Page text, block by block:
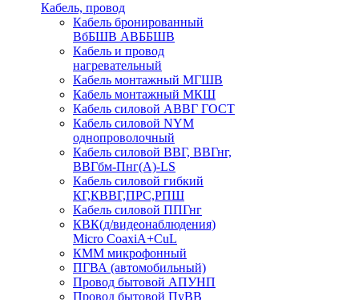
Кабель, провод
Кабель бронированный
ВбБШВ АВББШВ
Кабель и провод
нагревательный
Кабель монтажный МГШВ
Кабель монтажный МКШ
Кабель силовой АВВГ ГОСТ
Кабель силовой NYM
однопроволочный
Кабель силовой ВВГ, ВВГнг,
ВВГбм-Пнг(А)-LS
Кабель силовой гибкий
КГ,КВВГ,ПРС,РПШ
Кабель силовой ППГнг
КВК(д/видеонаблюдения)
Micro CoaxiA+CuL
КММ микрофонный
ПГВА (автомобильный)
Провод бытовой АПУНП
Провод бытовой ПуВВ